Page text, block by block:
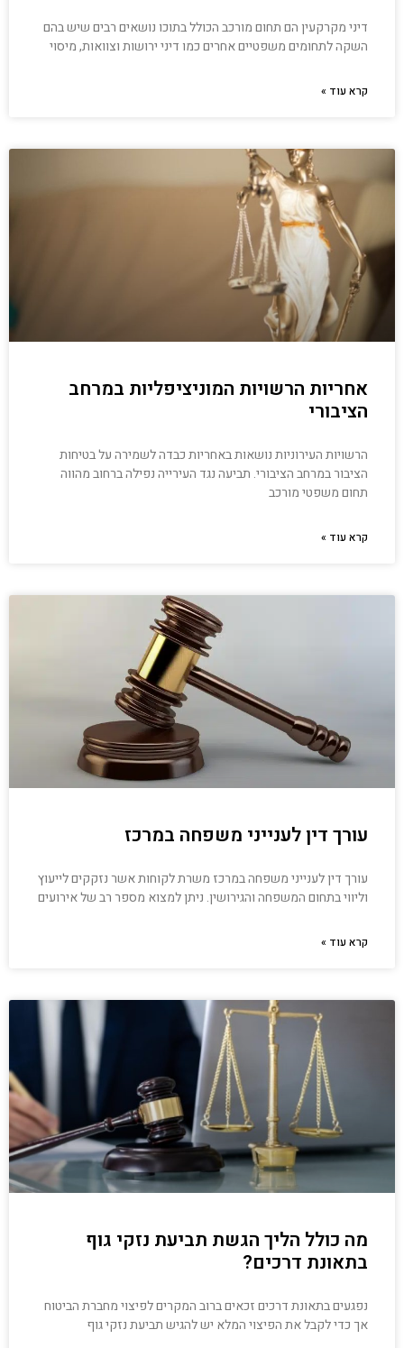
דיני מקרקעין הם תחום מורכב הכולל בתוכו נושאים רבים שיש בהם
השקה לתחומים משפטיים אחרים כמו דיני ירושות וצוואות, מיסוי
קרא עוד »
אחריות הרשויות המוניציפליות במרחב
הציבורי
הרשויות העירוניות נושאות באחריות כבדה לשמירה על בטיחות
הציבור במרחב הציבורי. תביעה נגד העירייה נפילה ברחוב מהווה
תחום משפטי מורכב
קרא עוד »
עורך דין לענייני משפחה במרכז
עורך דין לענייני משפחה במרכז משרת לקוחות אשר נזקקים לייעוץ
וליווי בתחום המשפחה והגירושין. ניתן למצוא מספר רב של אירועים
קרא עוד »
מה כולל הליך הגשת תביעת נזקי גוף
בתאונת דרכים?
נפגעים בתאונת דרכים זכאים ברוב המקרים לפיצוי מחברת הביטוח
אך כדי לקבל את הפיצוי המלא יש להגיש תביעת נזקי גוף